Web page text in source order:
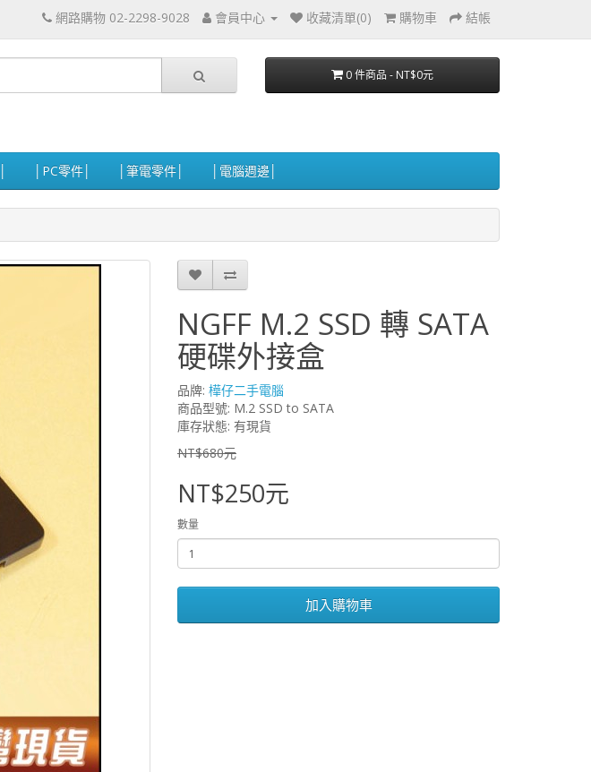
網路購物 02-2298-9028 會員中心 收藏清單(0) 購物車 結帳
0 件商品 - NT$0元
│PC零件│ │筆電零件│ │電腦週邊│
NGFF M.2 SSD 轉 SATA
硬碟外接盒
品牌: 樺仔二手電腦
商品型號: M.2 SSD to SATA
庫存狀態: 有現貨
NT$680元
NT$250元
數量
加入購物車